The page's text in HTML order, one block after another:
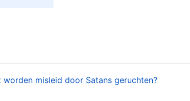
met “de strijd aangaan”.
van de mysteriën van “Gods woorden
het hele universum”, hfst.
misleid door Satans geruchten?